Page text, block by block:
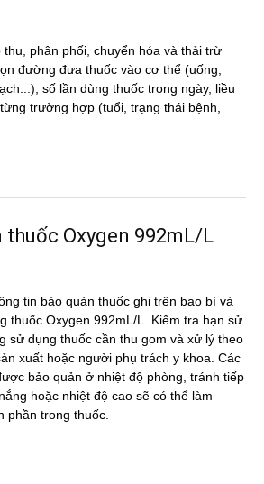
phân phối, chuyển hóa và thải trừ
đường đưa thuốc vào cơ thể (uống,
số lần dùng thuốc trong ngày, liều
trường hợp (tuổi, trạng thái bệnh,
thuốc Oxygen 992mL/L
tin bảo quản thuốc ghi trên bao bì và
thuốc Oxygen 992mL/L. Kiểm tra hạn sử
sử dụng thuốc cần thu gom và xử lý theo
xuất hoặc người phụ trách y khoa. Các
bảo quản ở nhiệt độ phòng, tránh tiếp
hoặc nhiệt độ cao sẽ có thể làm
phần trong thuốc.